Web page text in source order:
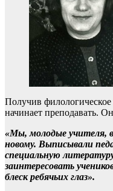
Получив
начинает преподавать.
«Мы, молодые учителя,
новому. Выписывали
специальную
заинтересовать
блеск ребячьих глаз».